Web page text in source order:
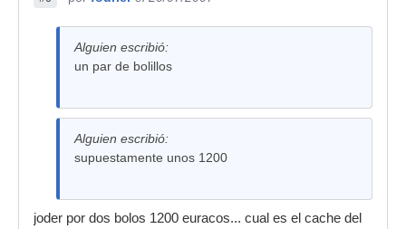
Alguien escribió:
un par de bolillos
Alguien escribió:
supuestamente unos 1200
joder por dos bolos 1200 euracos... cual es el cache del